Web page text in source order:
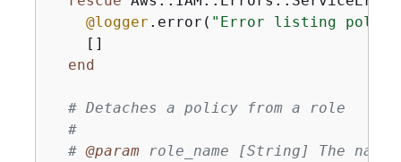
@logger .error( "Error listing
    []
end
# Detaches a policy from a role
#
# @param role_name [String] The